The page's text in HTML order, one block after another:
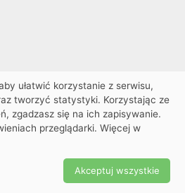
Ekobilet2026 |
Ustawienia
cookies
2026
ułatwić korzystanie z serwisu,
tworzyć statystyki. Korzystając ze
zgadzasz się na ich zapisywanie.
przeglądarki. Więcej w
Akceptuj wszystkie